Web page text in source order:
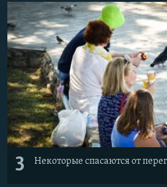
3 Некоторые спасаются от